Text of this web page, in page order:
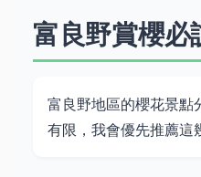
富良野賞櫻必
富良野地區的櫻花景點
有限，我會優先推薦這